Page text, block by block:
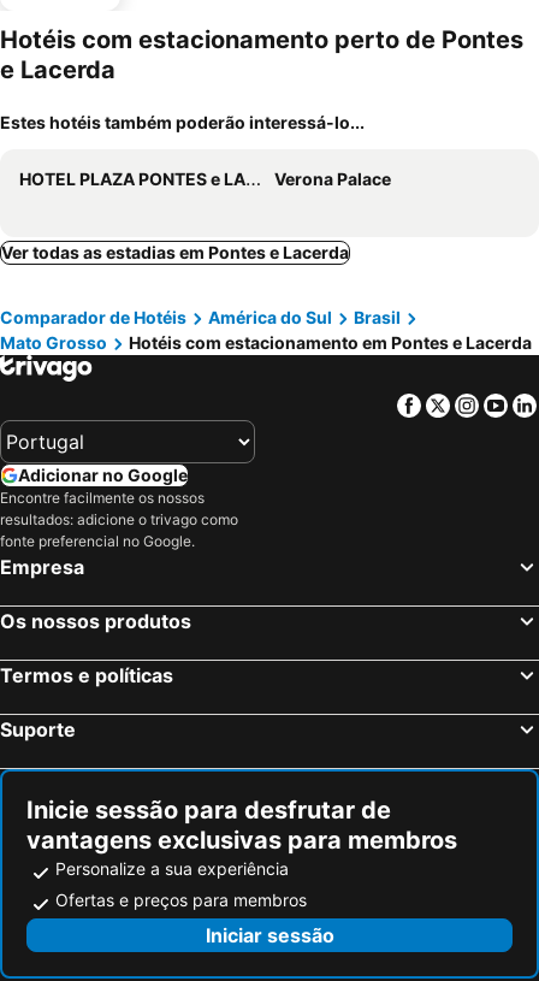
Hotéis com estacionamento perto de Pontes
e Lacerda
Estes hotéis também poderão interessá-lo...
HOTEL PLAZA PONTES e LACERDA Verona Palace
Ver todas as estadias em Pontes e Lacerda
Comparador de Hotéis América do Sul
Brasil
Mato Grosso
Hotéis com estacionamento em Pontes e Lacerda
Facebook
Twitter
Adicionar no Google
Encontre facilmente os nossos
resultados: adicione o trivago como
fonte preferencial no Google.
Empresa
Os nossos produtos
Termos e políticas
Suporte
Inicie sessão para desfrutar de
vantagens exclusivas para membros
Personalize a sua experiência
Ofertas e preços para membros
Iniciar sessão